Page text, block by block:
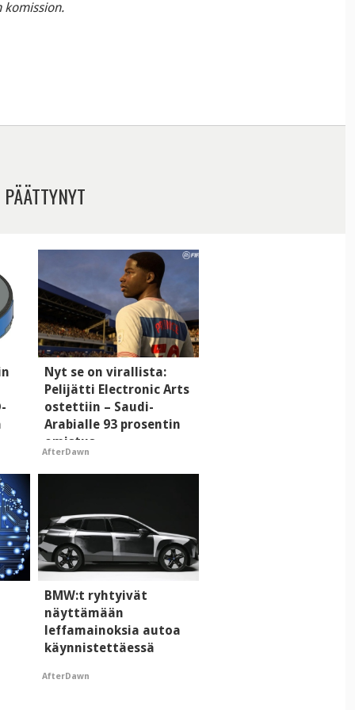
komission.
Nyt se on virallista:
Pelijätti Electronic Arts
ostettiin – Saudi-
Arabialle 93 prosentin
omistus
AfterDawn
BMW:t ryhtyivät
näyttämään
leffamainoksia autoa
käynnistettäessä
AfterDawn